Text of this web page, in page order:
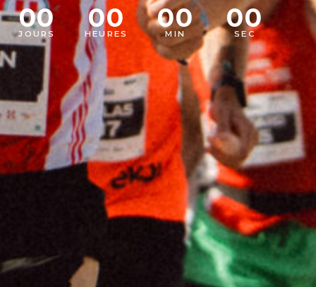
00
JOURS
00
HEURES
00
MIN
00
SEC